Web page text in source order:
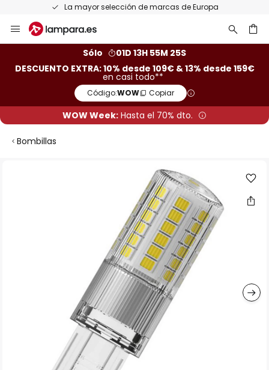
La mayor selección de marcas de Europa
al
Sólo
01D 13H 55M 24S
DESCUENTO EXTRA: 10% desde 109€ & 13% desde 159€
en casi todo**
Código:WOW Copiar
WOW Week: Hasta el 70% dto.
Bombillas